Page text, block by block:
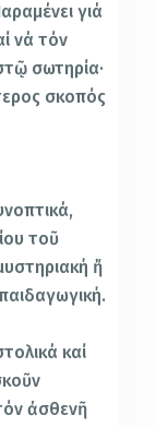
γιά
νά τόν
σωτηρία·
σκοπός
τοῦ
ἤ
παιδαγωγική.
καί
ἀσθενῆ